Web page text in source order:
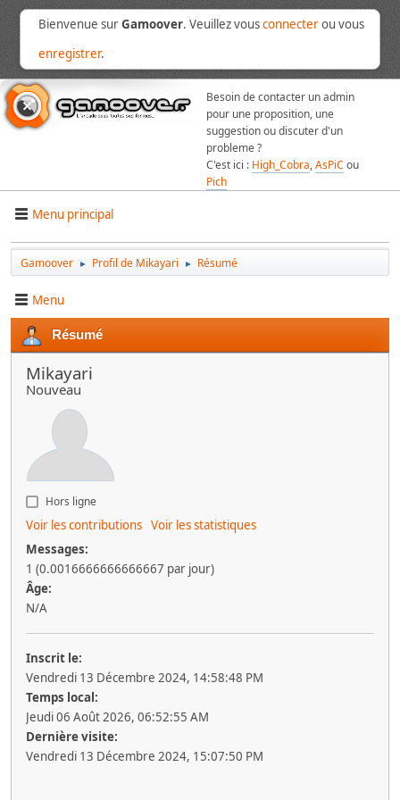
Bienvenue surGamoover. Veuillez vousconnecterou vous
enregistrer.
Besoin de contacter un admin
pour une proposition, une
suggestion ou discuter d'un
probleme ?
C'est ici : High_Cobra,AsPiC ou
Pich
Menu principal
Gamoover ► Profil de Mikayari ► Résumé
Menu
Résumé
Mikayari
Nouveau
Hors ligne
Voir les contributions Voir les statistiques
Messages:
1 (0.0016666666666667 par jour)
Âge:
N/A
Inscrit le:
Vendredi 13 Décembre 2024, 14:58:48 PM
Temps local:
Jeudi 06 Août 2026, 06:52:55 AM
Dernière visite:
Vendredi 13 Décembre 2024, 15:07:50 PM